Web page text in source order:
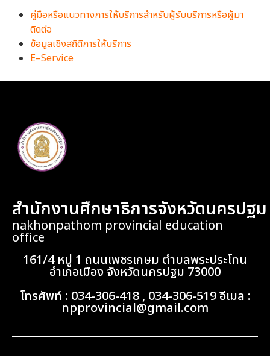
คู่มือหรือแนวทางการให้บริการสำหรับผู้รับบริการหรือผู้มา
ติดต่อ
ข้อมูลเชิงสถิติการให้บริการ
E–Service
สำนักงานศึกษาธิการจังหวัดนครปฐม
nakhonpathom provincial education
office
161/4 หมู่ 1 ถนนเพชรเกษม ตำบลพระประโทน
อำเภอเมือง จังหวัดนครปฐม 73000
โทรศัพท์ : 034-306-418 , 034-306-519 อีเมล :
npprovincial@gmail.com